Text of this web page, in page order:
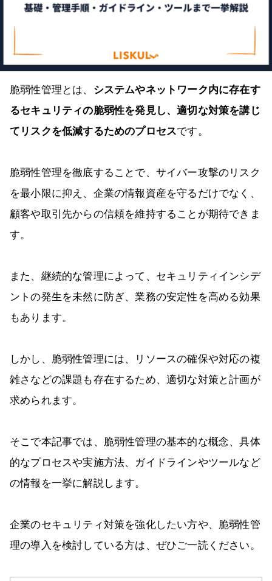
脆弱性管理とは、 システムやネットワーク内に存在す
るセキュリティの脆弱性を発見し、適切な対策を講じ
てリスクを低減するためのプロセスです。
脆弱性管理を徹底することで、サイバー攻撃のリスク
を最小限に抑え、企業の情報資産を守るだけでなく、
顧客や取引先からの信頼を維持することが期待できま
す。
また、継続的な管理によって、セキュリティインシデ
ントの発生を未然に防ぎ、業務の安定性を高める効果
もあります。
しかし、脆弱性管理には、リソースの確保や対応の複
雑さなどの課題も存在するため、適切な対策と計画が
求められます。
そこで本記事では、脆弱性管理の基本的な概念、具体
的なプロセスや実施方法、ガイドラインやツールなど
の情報を一挙に解説します。
企業のセキュリティ対策を強化したい方や、脆弱性管
理の導入を検討している方は、ぜひご一読ください。